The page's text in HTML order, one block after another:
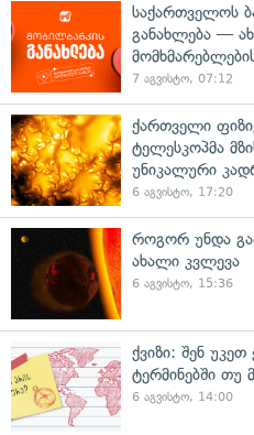
საქართველოს
განახლება —
7 აგვისტო, 07:12
ქართველი
ტელესკოპმა
უნიკალური
6 აგვისტო, 17:20
როგორ უნდა
ახალი კვლევა
6 აგვისტო, 15:36
ქვიზი: შენ
ტერმინებში თუ
6 აგვისტო, 14:00